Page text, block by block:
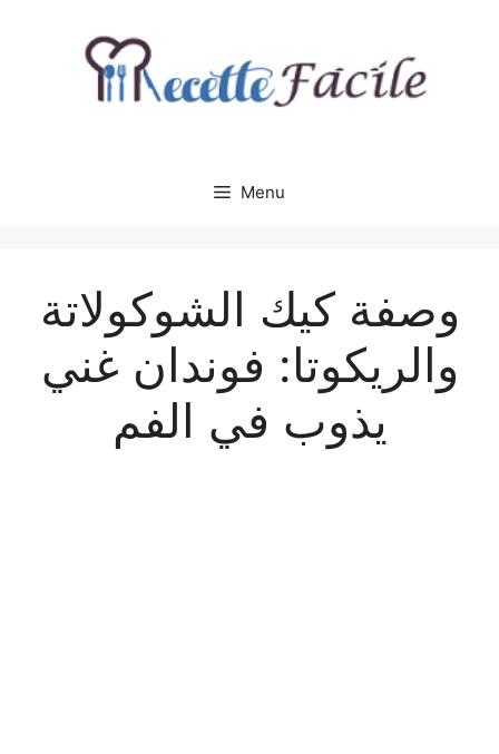
Menu
وصفة كيك الشوكولاتة
والريكوتا: فوندان غني
يذوب في الفم